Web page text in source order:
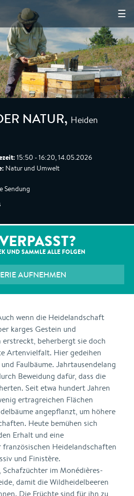
☰
NATUR, Heiden
15:50 - 16:20, 14.05.2026
Natur und Umwelt
Sendung
UND SAMMLE ALLE FOLGEN
AUFNEHMEN
wenn die Heidelandschaft
karges Gestein und
beherbergt sie doch
Artenvielfalt. Hier gedeihen
Faulbäume. Jahrtausendelang
Beweidung dafür, dass die
Seit etwa hundert Jahren
ertragreichen Flächen
angepflanzt, um höhere
Heute bemühen sich
Erhalt und eine
französischen Heidelandschaften
und Finistère.
Schafzüchter im Monédières-
damit die Wildheidelbeeren
Die Früchte sind für ihn zu